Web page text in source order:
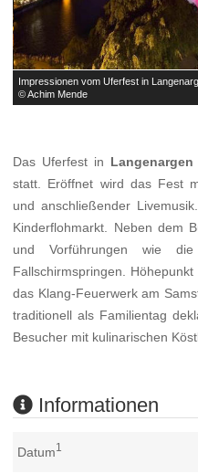
Impressionen vom Uferfest in
© Achim Mende
Das Uferfest in Langenargen
statt. Eröffnet wird das Fest
und anschließender
Kinderflohmarkt. Neben dem
und Vorführungen wie
Fallschirmspringen.
das Klang-Feuerwerk am
traditionell als Familientag
Besucher mit kulinarischen
Informationen
Datum1